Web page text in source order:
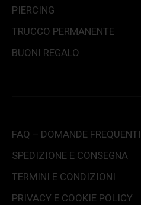
PIERCING
TRUCCO PERMANENTE
BUONI REGALO
FAQ – DOMANDE FREQUENTI
SPEDIZIONE E CONSEGNA
TERMINI E CONDIZIONI
PRIVACY E COOKIE POLICY